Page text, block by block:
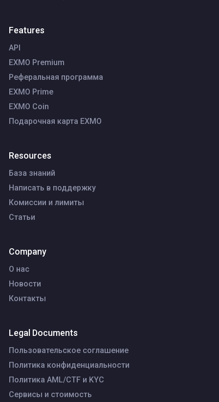
Features
API
EXMO Premium
Реферальная программа
EXMO Prime
EXMO Coin
Подарочная карта EXMO
Resources
База знаний
Написать в поддержку
Комиссии и лимиты
Статьи
Company
О нас
Новости
Контакты
Legal Documents
Пользовательское соглашение
Политика конфиденциальности
Политика AML/CTF и KYC
Сервисы и стоимость